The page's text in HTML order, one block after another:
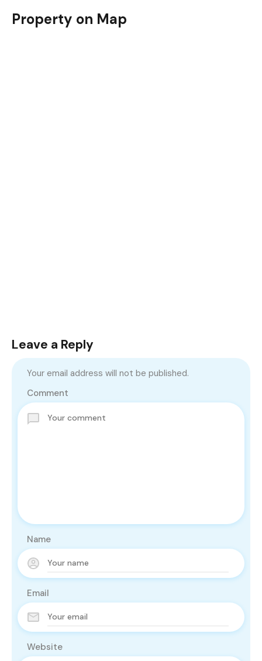
Property on Map
Leave a Reply
Your email address will not be published.
Comment
Name
Email
Website